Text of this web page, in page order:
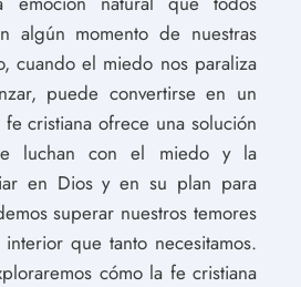
algún momento de nuestras
cuando el miedo nos paraliza
puede convertirse en un
cristiana ofrece una solución
luchan con el miedo y la
en Dios y en su plan para
superar nuestros temores
que tanto necesitamos.
cómo la fe cristiana